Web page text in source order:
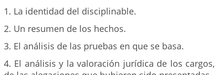
1. La identidad del disciplinable.
2. Un resumen de los hechos.
3. El análisis de las pruebas en que se basa.
4. El análisis y la valoración jurídica de los